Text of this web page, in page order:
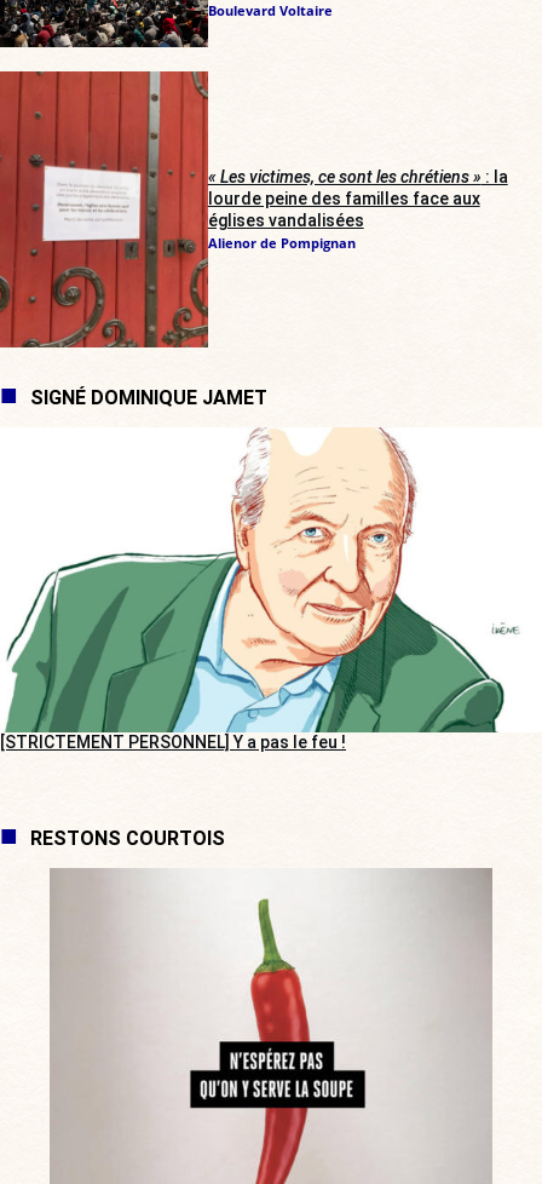
Boulevard Voltaire
« Les victimes, ce sont les chrétiens » : la
lourde peine des familles face aux
églises vandalisées
Alienor de Pompignan
SIGNÉ DOMINIQUE JAMET
[STRICTEMENT PERSONNEL] Y a pas le feu !
RESTONS COURTOIS